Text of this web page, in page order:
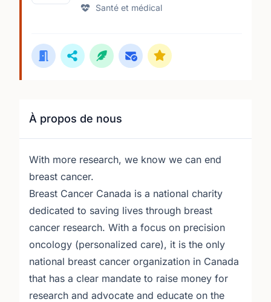
Santé et médical
À propos de nous
With more research, we know we can end
breast cancer.
Breast Cancer Canada is a national charity
dedicated to saving lives through breast
cancer research. With a focus on precision
oncology (personalized care), it is the only
national breast cancer organization in Canada
that has a clear mandate to raise money for
research and advocate and educate on the